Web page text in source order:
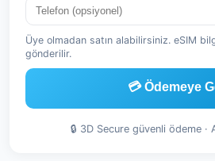
Üye olmadan satın alabilirsiniz. eSIM
gönderilir.
💳 Ödemeye
🔒 3D Secure güvenli ödeme ·